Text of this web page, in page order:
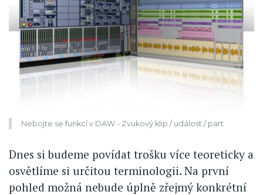
Nebojte se funkcí v DAW - Zvukový klip / událost / part
Dnes si budeme povídat trošku více teoreticky a
osvětlíme si určitou terminologii. Na první
pohled možná nebude úplně zřejmý konkrétní